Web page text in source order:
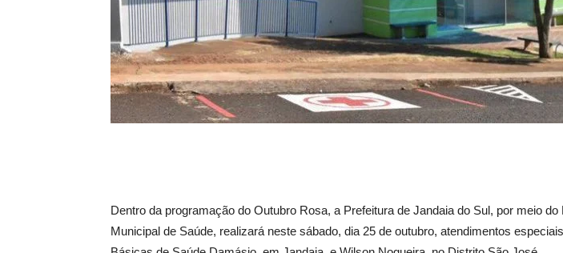
Dentro da programação do Outubro Rosa, a Prefeitura de Jandaia do Sul, por meio do
Municipal de Saúde, realizará neste sábado, dia 25 de outubro, atendimentos